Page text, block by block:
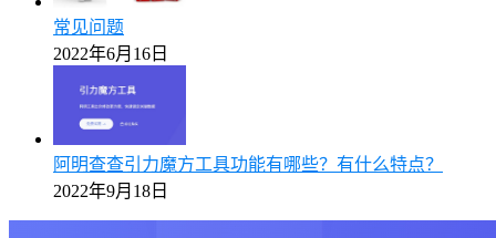
常见问题
2022年6月16日
阿明查查引力魔方工具功能有哪些？有什么特点？
2022年9月18日